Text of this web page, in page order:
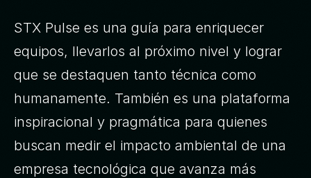
STX Pulse es una guía para enriquecer
equipos, llevarlos al próximo nivel y lograr
que se destaquen tanto técnica como
humanamente. También es una plataforma
inspiracional y pragmática para quienes
buscan medir el impacto ambiental de una
empresa tecnológica que avanza más